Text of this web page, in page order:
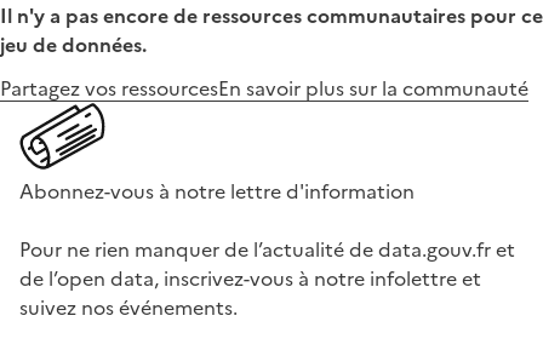
Il n'y a pas encore de ressources communautaires pour ce
jeu de données.
Partagez vos ressourcesEn savoir plus sur la communauté
Abonnez-vous à notre lettre d'information
Pour ne rien manquer de l’actualité de data.gouv.fr et
de l’open data, inscrivez-vous à notre infolettre et
suivez nos événements.